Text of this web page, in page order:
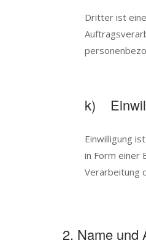
Dritter ist
k)
Einwilligung
in Form einer
Verarbeitung
2. Name und